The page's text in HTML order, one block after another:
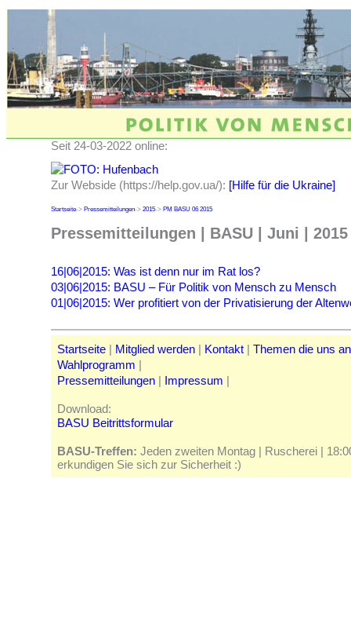
Seit 24-03-2022 online:
Zur Webside (https://help.gov.ua/): [Hilfe für die Ukraine]
Startseite-> Pressemitteilungen-> 2015-> PM BASU 06 2015
Pressemitteilungen | BASU | Juni | 2015
16|06|2015: Was ist denn nur im Rat los?
03|06|2015: BASU – Für Politik von Mensch zu Mensch
01|06|2015: Wer profitiert von der Privatisierung der
Startseite | Mitglied werden | Kontakt | Themen die uns
Wahlprogramm |
Pressemitteilungen | Impressum |
Download:
BASU Beitrittsformular
BASU-Treffen: Jeden zweiten Montag | Ruscherei |
erkundigen Sie sich zur Sicherheit :)